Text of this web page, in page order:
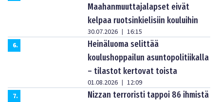
Maahanmuuttajalapset eivät
kelpaa ruotsinkielisiin kouluihin
30.07.2026 | 16:15
6.
Heinäluoma selittää
koulushoppailun asuntopolitiikalla
– tilastot kertovat toista
01.08.2026 | 12:09
7.
Nizzan terroristi tappoi 86 ihmistä